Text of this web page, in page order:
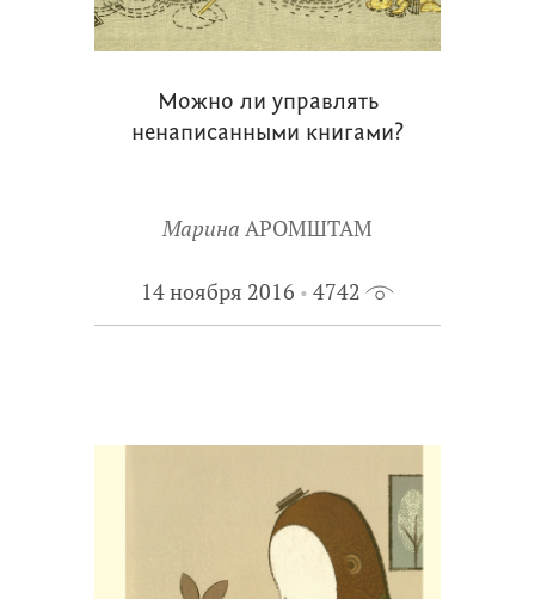
Можно ли управлять
ненаписанными книгами?
Марина АРОМШТАМ
14 ноября 2016 4742